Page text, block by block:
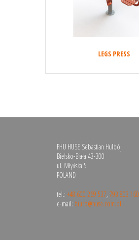
LEGS PRESS
FHU HUSE Sebastian Hulbój
Bielsko-Biała 43-300
ul. Młyńska 5
POLAND
tel.:+48 600 269 537,793 803 160
e-mail: biuro@huse.com.pl